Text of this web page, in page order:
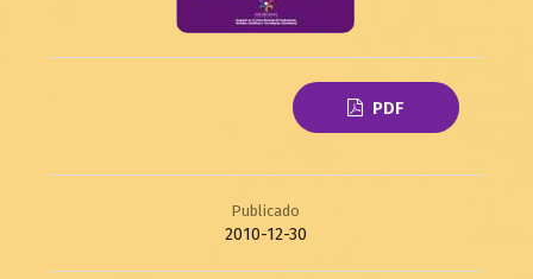
PDF
Publicado
2010-12-30